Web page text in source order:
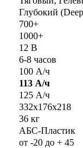
Глубокий
700+
1000+
12 В
6-8 часов
100 А/ч
113 А/ч
125 А/ч
332х176х218
36 кг
АБС-Пластик
от -20 до + 45